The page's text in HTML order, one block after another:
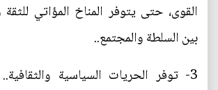
القوى، حتى يتوفر المناخ المؤاتي للثقة
بين السلطة والمجتمع..
3- توفر الحريات السياسية